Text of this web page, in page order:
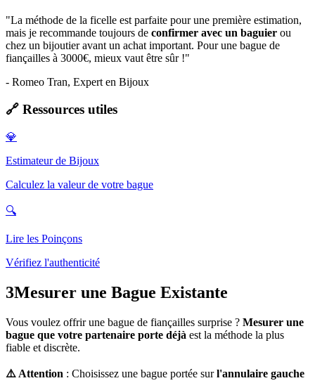
"La méthode de la ficelle est parfaite pour une première estimation,
mais je recommande toujours de confirmer avec un baguier ou
chez un bijoutier avant un achat important. Pour une bague de
fiançailles à 3000€, mieux vaut être sûr !"
- Romeo Tran, Expert en Bijoux
🔗 Ressources utiles
💎
Estimateur de Bijoux
Calculez la valeur de votre bague
🔍
Lire les Poinçons
Vérifiez l'authenticité
3Mesurer une Bague Existante
Vous voulez offrir une bague de fiançailles surprise ? Mesurer une
bague que votre partenaire porte déjà est la méthode la plus
fiable et discrète.
⚠️ Attention : Choisissez une bague portée surl'annulaire gauche